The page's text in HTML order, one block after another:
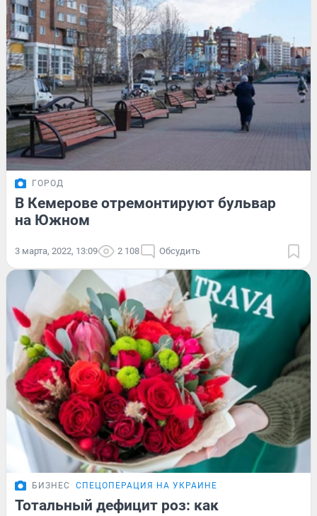
ГОРОД
В Кемерове отремонтируют бульвар
на Южном
3 марта, 2022, 13:09 2 108 Обсудить
БИЗНЕС СПЕЦОПЕРАЦИЯ НА УКРАИНЕ
Тотальный дефицит роз: как